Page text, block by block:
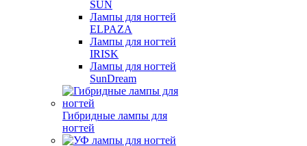
SUN
Лампы для ногтей
ELPAZA
Лампы для ногтей
IRISK
Лампы для ногтей
SunDream
Гибридные лампы для
ногтей